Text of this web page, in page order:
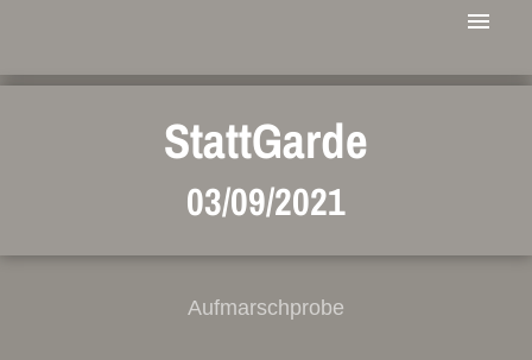
StattGarde
03/09/2021
Aufmarschprobe